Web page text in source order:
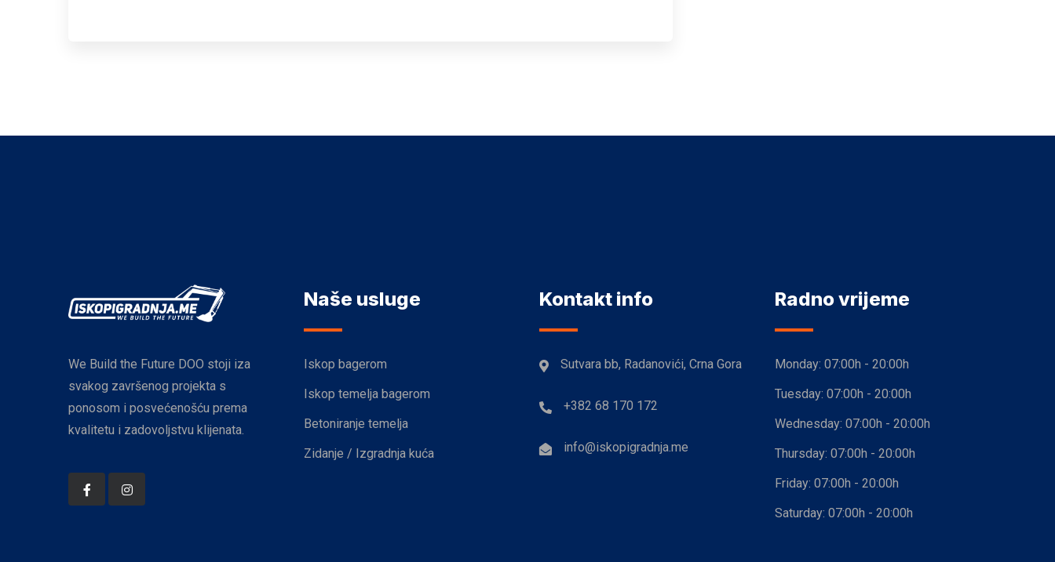
We Build the Future DOO stoji iza
svakog završenog projekta s
ponosom i posvećenošću prema
kvalitetu i zadovoljstvu klijenata.
Naše usluge
Iskop bagerom
Iskop temelja bagerom
Betoniranje temelja
Zidanje / Izgradnja kuća
Kontakt info
Sutvara bb, Radanovići, Crna Gora
+382 68 170 172
info@iskopigradnja.me
Radno vrijeme
Monday: 07:00h - 20:00h
Tuesday: 07:00h - 20:00h
Wednesday: 07:00h - 20:00h
Thursday: 07:00h - 20:00h
Friday: 07:00h - 20:00h
Saturday: 07:00h - 20:00h